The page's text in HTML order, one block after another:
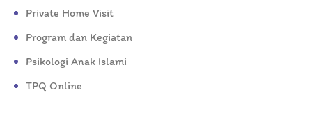
Private Home Visit
Program dan Kegiatan
Psikologi Anak Islami
TPQ Online